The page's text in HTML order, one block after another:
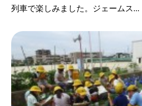
列車で楽しみました。ジェームス...